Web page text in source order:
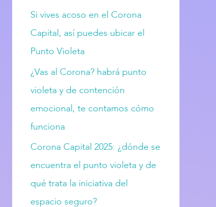
Si vives acoso en el Corona
Capital, así puedes ubicar el
Punto Violeta
¿Vas al Corona? habrá punto
violeta y de contención
emocional, te contamos cómo
funciona
Corona Capital 2025: ¿dónde se
encuentra el punto violeta y de
qué trata la iniciativa del
espacio seguro?